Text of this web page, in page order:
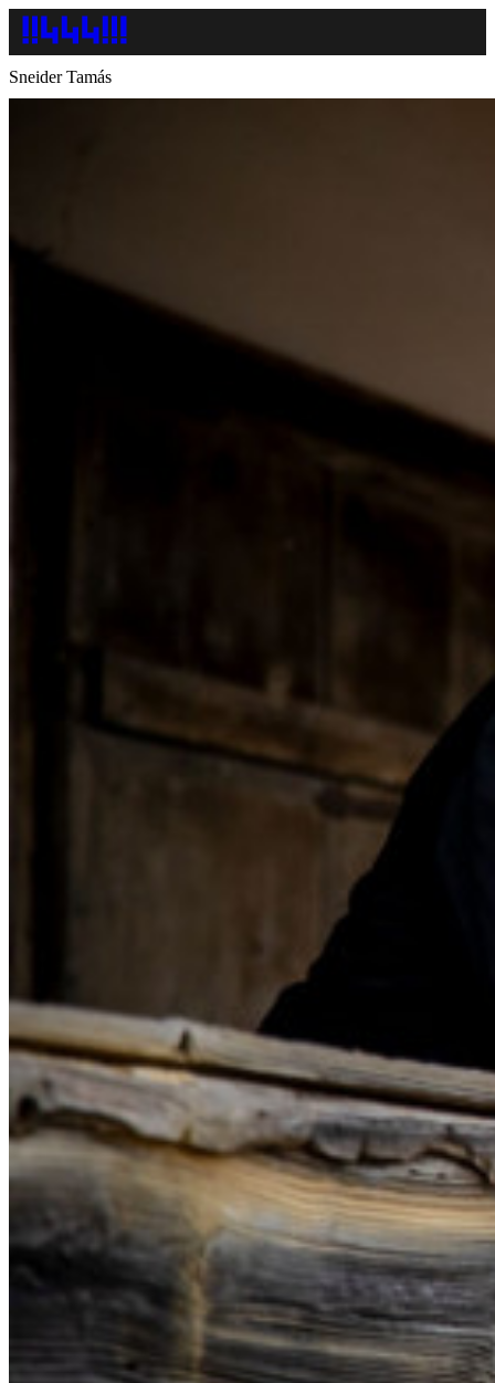
Sneider Tamás